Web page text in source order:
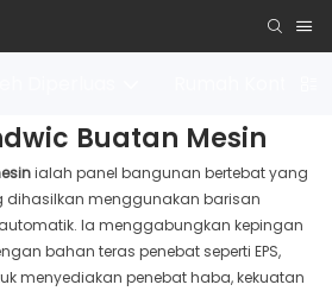
Buatan Mesin
ialah panel bangunan bertebat yang
dihasilkan menggunakan barisan
Ia menggabungkan kepingan
bahan teras penebat seperti EPS,
menyediakan penebat haba, kekuatan